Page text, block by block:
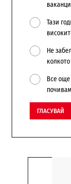
Тази
Не
Все
почивам
ГЛАСУВАЙ